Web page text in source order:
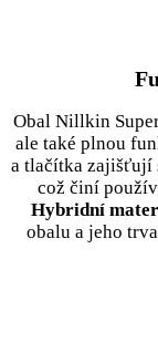
Obal Nillkin
ale také plnou
a tlačítka zajišťují
což činí
Hybridní
obalu a jeho